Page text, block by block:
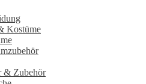
Kostüme
& Zubehör